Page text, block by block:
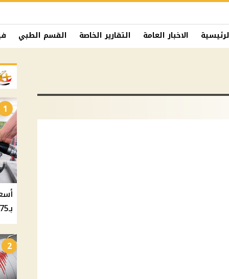
الاخبار العامة التقارير الخاصة القسم الطبي
1
بـ20.75 جنيه والسولار بـ20.50 جنيه
2